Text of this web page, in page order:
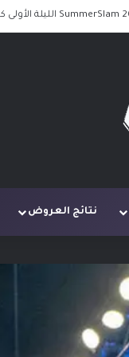
نتائج العروض